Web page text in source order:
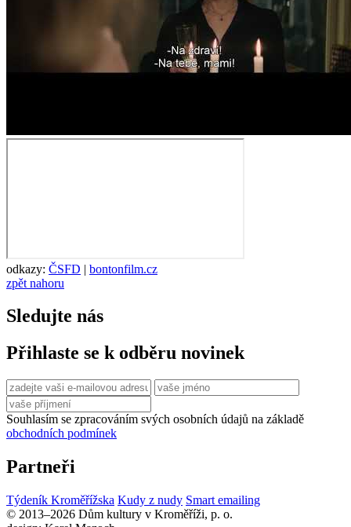
odkazy: ČSFD | bontonfilm.cz
zpět nahoru
Sledujte nás
Přihlaste se k odběru novinek
Souhlasím se zpracováním svých osobních údajů na základě
obchodních podmínek
Partneři
Týdeník Kroměřížska Kudy z nudy Smart emailing
© 2013–2026 Dům kultury v Kroměříži, p. o.